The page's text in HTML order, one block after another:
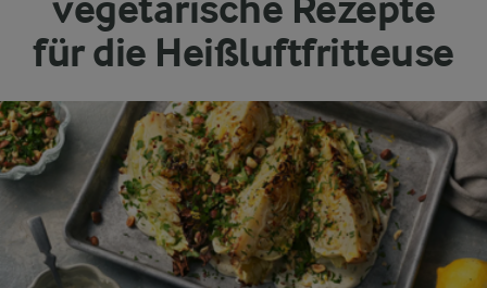
für die Heißluftfritteuse